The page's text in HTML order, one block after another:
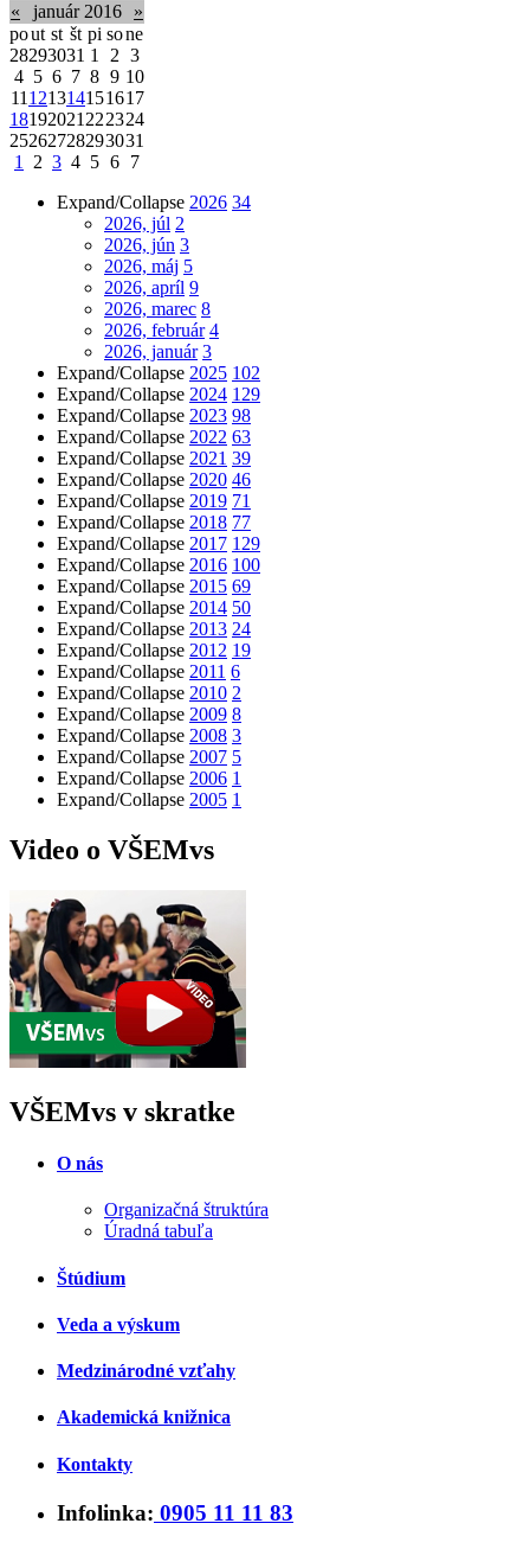
« január 2016
»
pout st št pi sone
28293031 1 2 3
4 5 6 7 8 9 10
11 121314151617
18192021 222324
25262728293031
1
2 3 4 5 6
7
Expand/Collapse 2026 34
2026, júl 2
2026, jún 3
2026, máj 5
2026, apríl 9
2026, marec 8
2026, február 4
2026, január 3
Expand/Collapse 2025 102
Expand/Collapse 2024 129
Expand/Collapse 2023 98
Expand/Collapse 2022 63
Expand/Collapse 2021 39
Expand/Collapse 2020 46
Expand/Collapse 2019 71
Expand/Collapse 2018 77
Expand/Collapse 2017 129
Expand/Collapse 2016 100
Expand/Collapse 2015 69
Expand/Collapse 2014 50
Expand/Collapse 2013 24
Expand/Collapse 2012 19
Expand/Collapse 2011 6
Expand/Collapse 2010 2
Expand/Collapse 2009 8
Expand/Collapse 2008 3
Expand/Collapse 2007 5
Expand/Collapse 2006 1
Expand/Collapse 2005 1
Video o VŠEMvs
VŠEMvs v skratke
O nás
Organizačná štruktúra
Úradná tabuľa
Štúdium
Veda a výskum
Medzinárodné vzťahy
Akademická knižnica
Kontakty
Infolinka: 0905 11 11 83